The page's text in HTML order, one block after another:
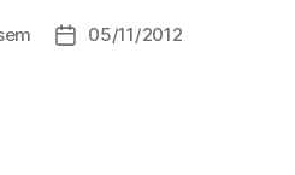
Date05/11/2012